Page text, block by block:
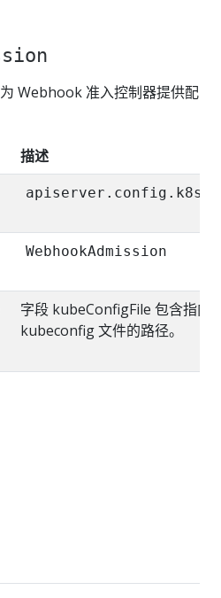
Webhook 准入控制器提供配
描述
WebhookAdmission
字段 kubeConfigFile 包含指向
kubeconfig 文件的路径。